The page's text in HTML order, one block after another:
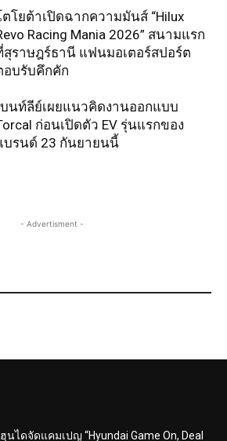
ฮุนไดจัดแคมเปญ “Hyundai Game On, Deal